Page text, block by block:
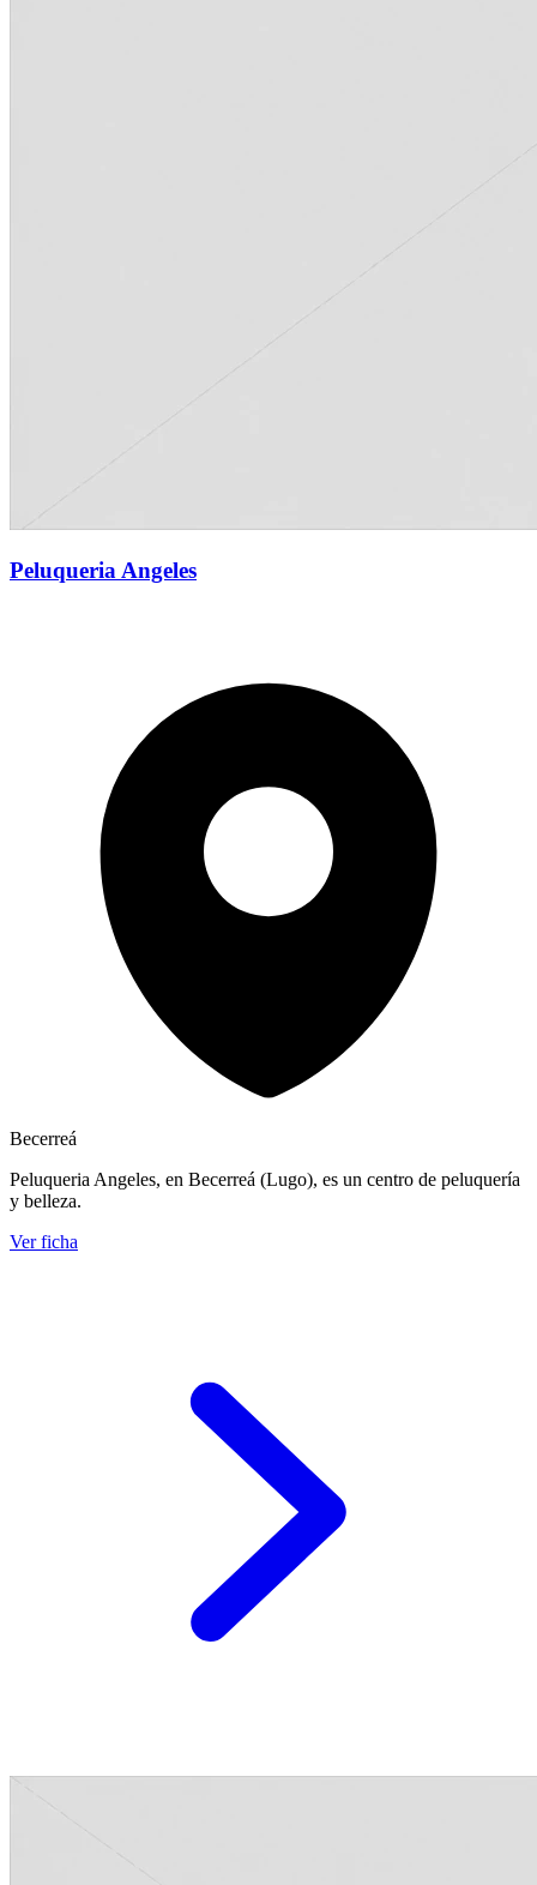
Peluqueria Angeles
Becerreá
Peluqueria Angeles, en Becerreá (Lugo), es un centro de peluquería
y belleza.
Ver ficha